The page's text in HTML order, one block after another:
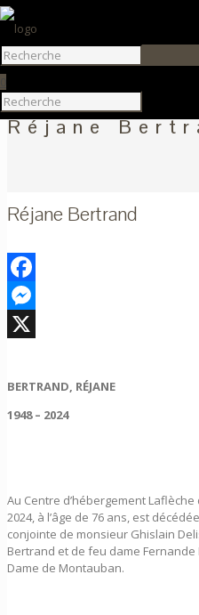
Réjane
Réjane Bertrand
Facebook
Messenger
BERTRAND, RÉJANE
1948 – 2024
Au Centre d’hébergement
2024, à l’âge de 76 ans, est
conjointe de monsieur Ghislain
Bertrand et de feu dame
Dame de Montauban.